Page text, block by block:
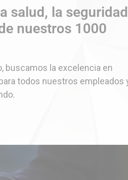
salud, la seguridad
nuestros 1000
buscamos la excelencia en
todos nuestros empleados